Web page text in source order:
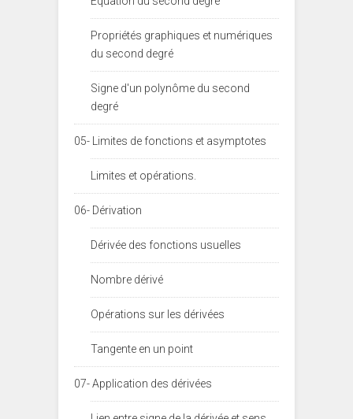
Propriétés graphiques et numériques
du second degré
Signe d'un polynôme du second
degré
05- Limites de fonctions et asymptotes
Limites et opérations.
06- Dérivation
Dérivée des fonctions usuelles
Nombre dérivé
Opérations sur les dérivées
Tangente en un point
07- Application des dérivées